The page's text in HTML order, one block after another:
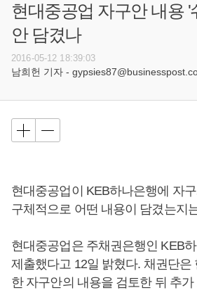
현대중공업 자구안 내용 '
안 담겼나
2016-05-12 18:39:03
남희헌 기자 -
현대중공업이 KEB하나은행에 자
구체적으로 어떤 내용이 담겼는지
현대중공업은 주채권은행인 KEB
제출했다고 12일 밝혔다. 채권단은
한 자구안의 내용을 검토한 뒤 추